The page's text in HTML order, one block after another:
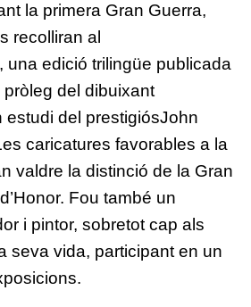
la primera Gran Guerra,
recolliran al
, una edició trilingüe publicada
del dibuixant
estudi del prestigiósJohn
caricatures favorables a la
valdre la distinció de la Gran
. Fou també un
i pintor, sobretot cap als
seva vida, participant en un